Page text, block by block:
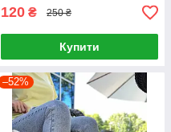
120 ₴ 250 ₴
Купити
–52%